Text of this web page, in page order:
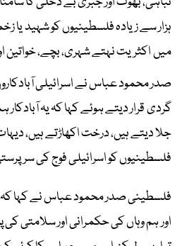
ہزار سے زیادہ فلسطینیوں کو شہید یا
میں اکثریت نہتے شہری، بچے، خواتین
صدر محمود عباس نے اسرائیلی
گردی قرار دیتے ہوئے کہا کہ یہ
جلا دیتے ہیں، درخت اکھاڑتے ہیں،
فلسطینیوں کو اسرائیلی فوج کی
فلسطینی صدر محمود عباس نے کہا کہ
اور ہم وہاں کی حکمرانی اور سلامتی